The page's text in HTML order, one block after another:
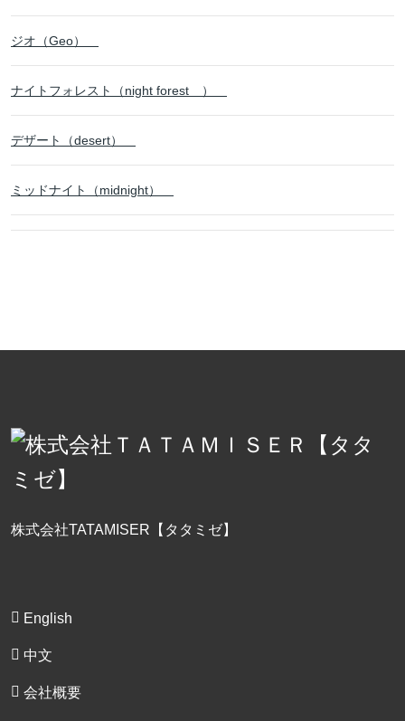
ジオ（Geo）
ナイトフォレスト（night forest ）
デザート（desert）
ミッドナイト（midnight）
株式会社TATAMISER【タタミゼ】
English
中文
会社概要